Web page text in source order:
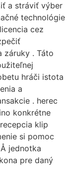
a stráviť výber
technológie
cez
záruky . Táto
hráči istota
a
. herec
konkrétne
klip
si pomoc
jednotka
pre daný